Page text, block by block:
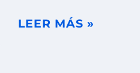
LEER MÁS »